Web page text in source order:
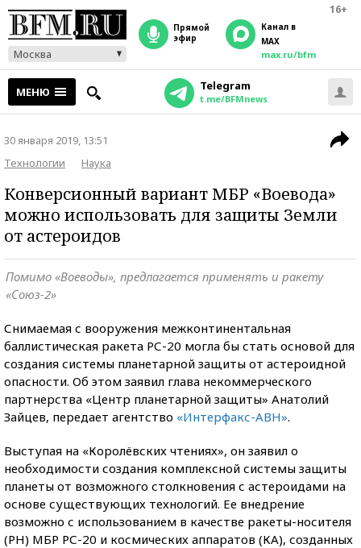
16+
Москва
прямой
эфир
Канал в
MAX
max.ru/bfm
МЕНЮ Telegram
t.me/BFMnews
30 января 2019, 13:51
Технологии
Наука
Конверсионный вариант МБР «Воевода»
можно использовать для защиты Земли
от астероидов
Помимо «Воеводы», предлагается применять и ракету
«Союз-2»
Снимаемая с вооружения межконтинентальная
баллистическая ракета РС-20 могла бы стать основой для
создания системы планетарной защиты от астероидной
опасности. Об этом заявил глава некоммерческого
партнерства «Центр планетарной защиты» Анатолий
Зайцев, передает агентство «Интерфакс-АВН».
Выступая на «Королёвских чтениях», он заявил о
необходимости создания комплексной системы защиты
планеты от возможного столкновения с астероидами на
основе существующих технологий. Ее внедрение
возможно с использованием в качестве ракеты-носителя
(РН) МБР РС-20 и космических аппаратов (КА), созданных